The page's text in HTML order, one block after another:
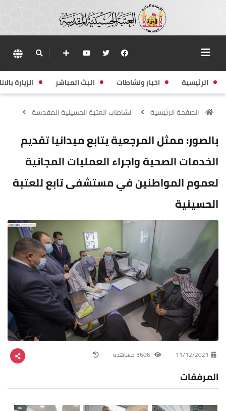
الرئيسية اخبار ونشاطات البث المباشر الزيارة
الصفحة الرئيسية نشاطات العتبة الحسينية المقدسة
بالصور: ممثل المرجعية يتابع ميدانيا تقديم
الخدمات الصحية واجراء العمليات المجانية
لعموم المواطنين في مستشفى تابع للعتبة
الحسينية
11/12/2021
المرفقات